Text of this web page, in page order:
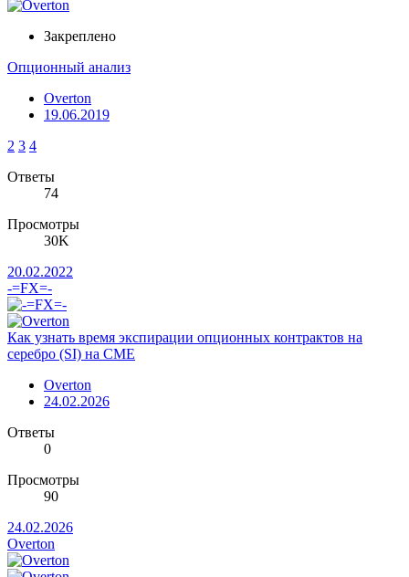
Закреплено
Опционный анализ
Overton
19.06.2019
2 3 4
Ответы
74
Просмотры
30K
20.02.2022
-=FX=-
Как узнать время экспирации опционных контрактов на
серебро (SI) на CME
Overton
24.02.2026
Ответы
0
Просмотры
90
24.02.2026
Overton